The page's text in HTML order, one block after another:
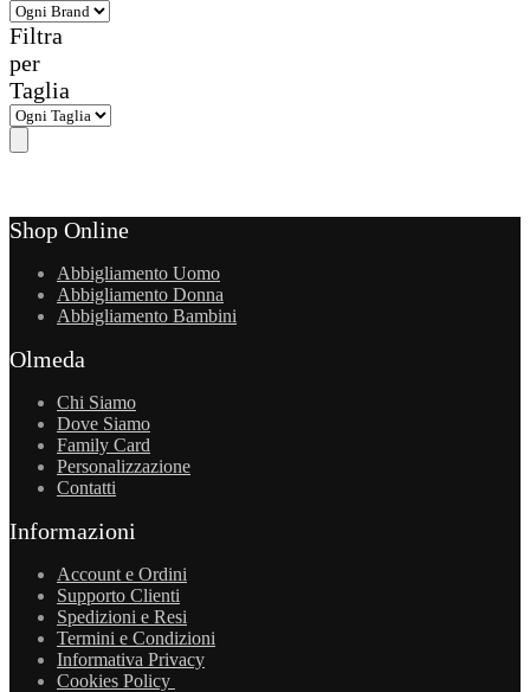
Filtra
per
Taglia
Shop Online
Abbigliamento Uomo
Abbigliamento Donna
Abbigliamento Bambini
Olmeda
Chi Siamo
Dove Siamo
Family Card
Personalizzazione
Contatti
Informazioni
Account e Ordini
Supporto Clienti
Spedizioni e Resi
Termini e Condizioni
Informativa Privacy
Cookies Policy